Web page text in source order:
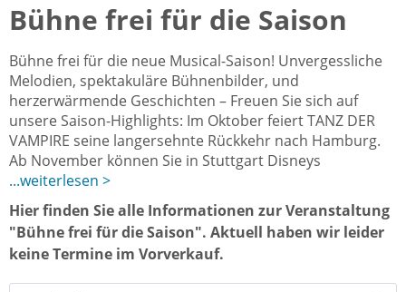
Bühne frei für die Saison
Bühne frei für die neue Musical-Saison! Unvergessliche
Melodien, spektakuläre Bühnenbilder, und
herzerwärmende Geschichten – Freuen Sie sich auf
unsere Saison-Highlights: Im Oktober feiert TANZ DER
VAMPIRE seine langersehnte Rückkehr nach Hamburg.
Ab November können Sie in Stuttgart Disneys
...weiterlesen >
Hier finden Sie alle Informationen zur Veranstaltung
"Bühne frei für die Saison". Aktuell haben wir leider
keine Termine im Vorverkauf.